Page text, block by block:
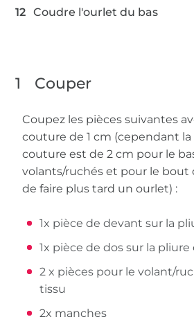
Coudre l'ourlet du bas
1 Couper
Coupez les pièces suivantes
couture de 1 cm (cependant
couture est de 2 cm pour le
volants/ruchés et pour le bout
de faire plus tard un ourlet) :
1x pièce de devant sur la
1x pièce de dos sur la
2 x pièces pour le volant/
tissu
2x manches